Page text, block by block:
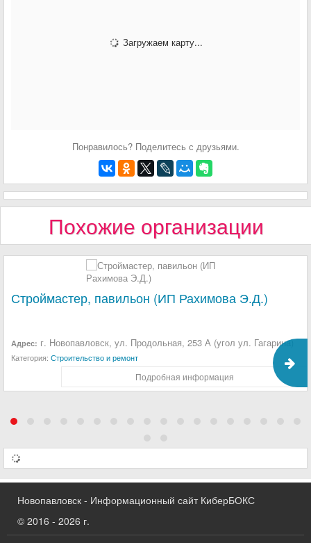
Загружаем карту...
Понравилось? Поделитесь с друзьями.
Похожие организации
Строймастер, павильон (ИП Рахимова Э.Д.)
Адрес: г. Новопавловск, ул. Продольная, 253 А (угол ул. Гагарина)
Категория: Строительство и ремонт
Подробная информация
Новопавловск - Информационный сайт КиберБОКС
© 2016 - 2026 г.